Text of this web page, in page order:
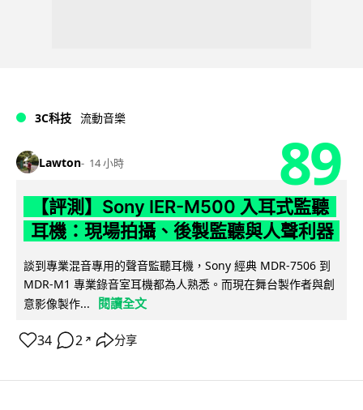
3C科技 流動音樂
Lawton 14 小時 89
【評測】Sony IER-M500 入耳式監聽
耳機：現場拍攝、後製監聽與人聲利器
談到專業混音專用的聲音監聽耳機，Sony 經典 MDR-7506 到
MDR-M1 專業錄音室耳機都為人熟悉。而現在舞台製作者與創
意影像製作...
閱讀全文
34 2 ↗ 分享